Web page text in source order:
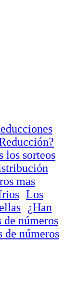
los sorteos
mas
Los
¿Han
de números
de números